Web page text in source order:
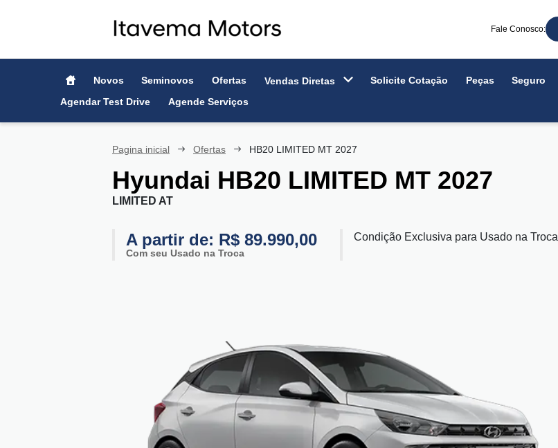
Fale Conosco:
Novos Seminovos Ofertas Vendas Diretas Solicite Cotação Peças Seguro
Agendar Test Drive
Agende Serviços
Pagina inicial Ofertas HB20 LIMITED MT 2027
Hyundai HB20 LIMITED MT 2027
LIMITED AT
A partir de: R$ 89.990,00
Com seu Usado na Troca
Condição Exclusiva para Usado na Troca